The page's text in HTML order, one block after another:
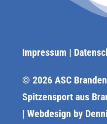
Impressum |
© 2026 ASC
Spitzensport aus
| Webdesign by